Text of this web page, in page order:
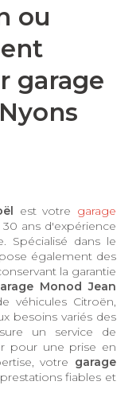
ou
garage
est votre garage
ans d'expérience
Spécialisé dans le
également des
la garantie
Monod Jean
véhicules Citroën,
besoins variés des
un service de
pour une prise en
votre garage
fiables et